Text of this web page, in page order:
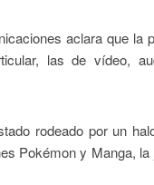
aclara que
las de vídeo,
rodeado por un
Pokémon y Manga,